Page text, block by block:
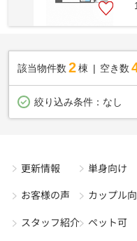
該当物件数 2棟 空き数
絞り込み条件： なし
更新情報
お客様の声
スタッフ紹介
単身向け
カップル
ペット可